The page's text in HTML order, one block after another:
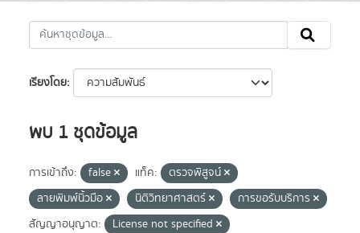
เรียงโดย
พบ 1 ชุดข้อมูล
การเข้าถึง: false แท็ค:
ตรวจพิสูจน์
ลายพิมพ์นิ้วมือ
นิติวิทยาศาสตร์
การขอรับบริการ
สัญญาอนุญาต:
License not specified